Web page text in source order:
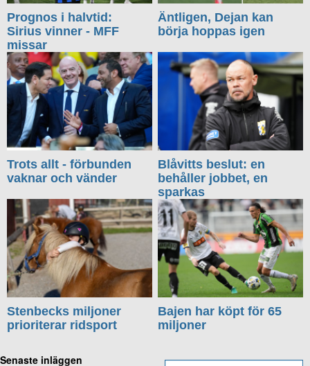
Prognos i halvtid:
Sirius vinner - MFF
missar
Äntligen, Dejan kan
börja hoppas igen
Trots allt - förbunden
vaknar och vänder
Blåvitts beslut: en
behåller jobbet, en
sparkas
Stenbecks miljoner
prioriterar ridsport
Bajen har köpt för 65
miljoner
Senaste inläggen